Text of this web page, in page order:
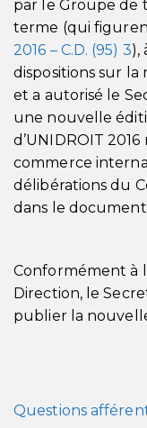
par le Groupe de
terme (qui
2016 – C.D. (95) 3),
dispositions sur
et a autorisé le
une nouvelle
d’UNIDROIT
commerce
délibérations du
dans le document
Conformément à
Direction, le
publier la
Questions